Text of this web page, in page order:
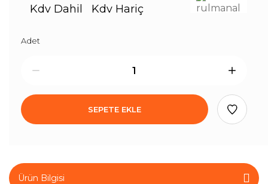
Kdv Dahil
Kdv Hariç
Adet
SEPETE EKLE
Ürün Bilgisi